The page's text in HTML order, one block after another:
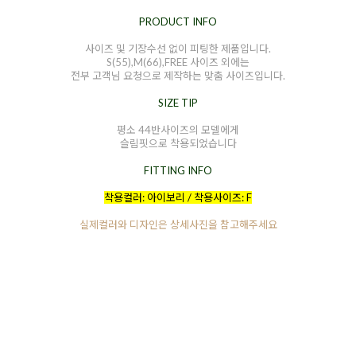
PRODUCT INFO
사이즈 및 기장수선 없이 피팅한 제품입니다.
S(55),M(66),FREE 사이즈 외에는
전부 고객님 요청으로 제작하는 맞춤 사이즈입니다.
SIZE TIP
평소 44반사이즈의 모델에게
슬림핏으로 착용되었습니다
FITTING INFO
착용컬러: 아이보리 / 착용사이즈: F
실제컬러와 디자인은 상세사진을 참고해주세요